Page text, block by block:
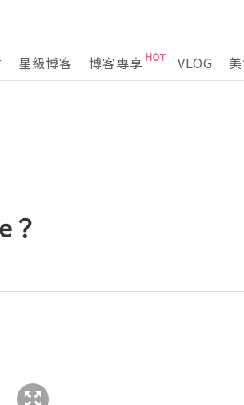
星級博客 博客專享 VLOG
？